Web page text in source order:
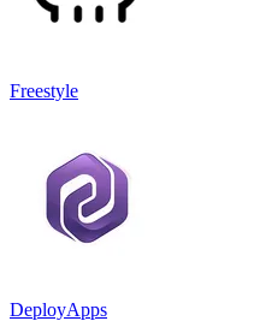
Freestyle
DeployApps